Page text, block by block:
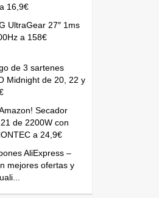
16,9€
UltraGear 27″ 1ms
a 158€
de 3 sartenes
Midnight de 20, 22 y
Secador
de 2200W con
a 24,9€
AliExpress –
mejores ofertas y